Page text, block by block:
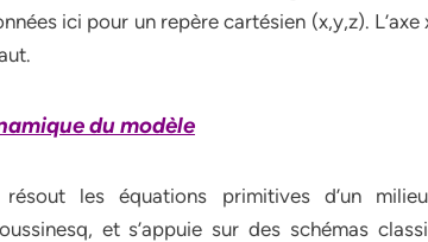
ici pour un repère cartésien (x,y,z). L’axe
du modèle
les équations primitives d’un
et s’appuie sur des schémas